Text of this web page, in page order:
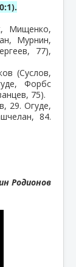
Мищенко,
Мурнин,
77),
(Суслов,
Форбс
75).
29. Огуде,
84.
Родионов